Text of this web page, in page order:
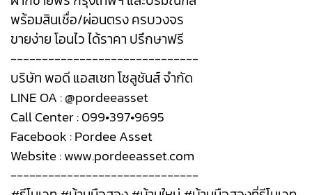
พร้อมสินเชื่อ/ผ่อนตรง ครบวงจร
ขายง่าย โอนไว ได้ราคา ปรึกษาฟรี
------------------------------
บริษัท พอดี แอสเซท โซลูชันส์ จำกัด
LINE OA : @pordeeasset
Call Center : 099•397•9695
Facebook : Pordee Asset
Website : www.pordeeasset.com
------------------------------